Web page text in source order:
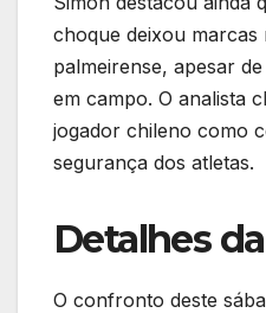
choque deixou
palmeirense, apesar
em campo. O analista
jogador chileno como
segurança dos atletas.
Detalhes
O confronto deste